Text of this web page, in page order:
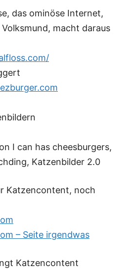
das ominöse Internet,
macht daraus
I can has cheesburgers,
Katzenbilder 2.0
Katzencontent, noch
– Seite irgendwas
Katzencontent